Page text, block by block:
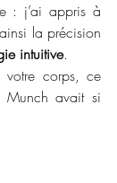
la précision
intuitive.
votre corps, ce
Munch avait si